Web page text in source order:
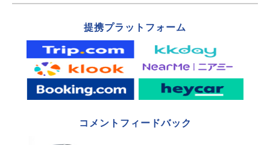
提携プラットフォーム
コメントフィードバック